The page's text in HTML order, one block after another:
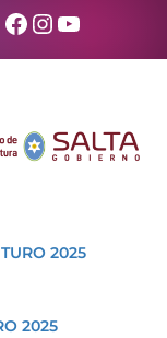
Facebook
Instagram
YouTube
2025
2025